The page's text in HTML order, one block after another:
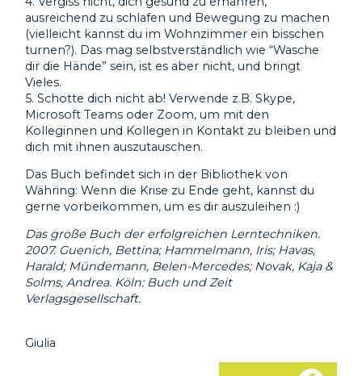
ausreichend zu schlafen und Bewegung zu machen
(vielleicht kannst du im Wohnzimmer ein bisschen
turnen?). Das mag selbstverständlich wie “Wasche
dir die Hände” sein, ist es aber nicht, und bringt
Vieles.
5. Schotte dich nicht ab! Verwende z.B. Skype,
Microsoft Teams oder Zoom, um mit den
Kolleginnen und Kollegen in Kontakt zu bleiben und
dich mit ihnen auszutauschen.
Das Buch befindet sich in der Bibliothek von
Währing: Wenn die Krise zu Ende geht, kannst du
gerne vorbeikommen, um es dir auszuleihen :)
Das große Buch der erfolgreichen Lerntechniken.
2007. Guenich, Bettina; Hammelmann, Iris; Havas,
Harald; Mündemann, Belen-Mercedes; Novak, Kaja &
Solms, Andrea. Köln: Buch und Zeit
Verlagsgesellschaft.
Giulia